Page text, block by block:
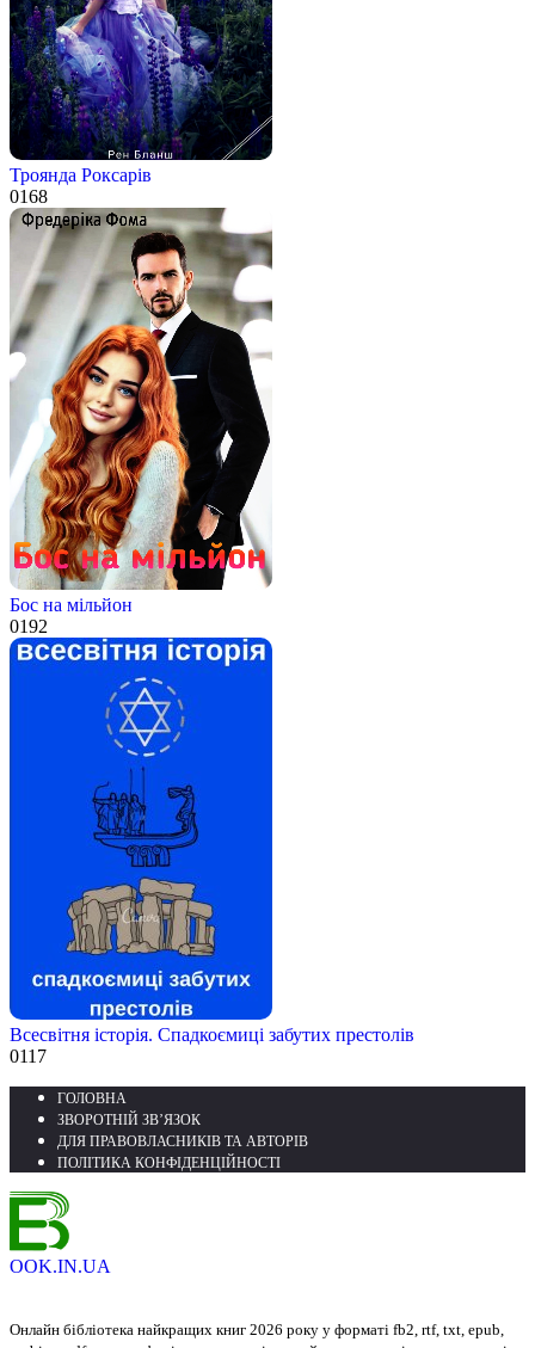
Троянда Роксарів
0168
Бос на мільйон
0192
Всесвітня історія. Спадкоємиці забутих престолів
0117
ГОЛОВНА
ЗВОРОТНІЙ ЗВ’ЯЗОК
ДЛЯ ПРАВОВЛАСНИКІВ ТА АВТОРІВ
ПОЛІТИКА КОНФІДЕНЦІЙНОСТІ
OOK.IN.UA
Онлайн бібліотека найкращих книг 2026 року у форматі fb2, rtf, txt, epub,